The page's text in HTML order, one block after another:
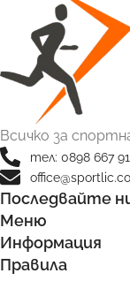
Всичко за
тел: 0898 667
Последвайте
Меню
Информация
Правила